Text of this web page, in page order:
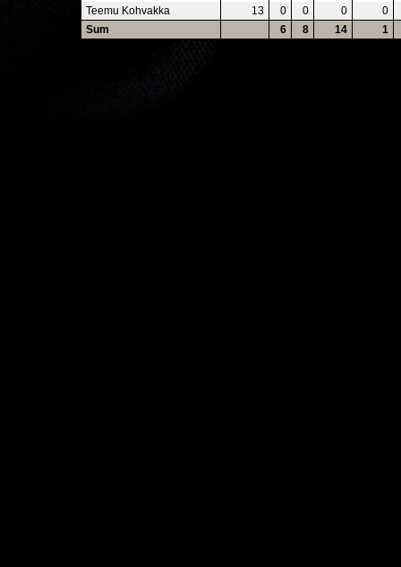
Teemu Kohvakka
13 0 0 0
0
Sum
6 8 14 1